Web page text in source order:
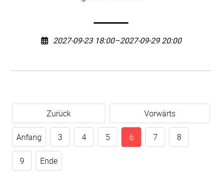
2027-09-23 18:00–2027-09-29 20:00
Zurück Vorwärts
Anfang 3 4 5 6 7 8
9 Ende